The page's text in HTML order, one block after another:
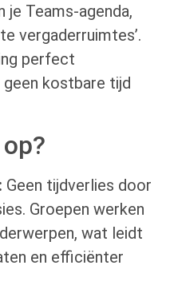
je Teams-agenda,
vergaderruimtes’.
perfect
kostbare tijd
Geen tijdverlies door
Groepen werken
wat leidt
en efficiënter